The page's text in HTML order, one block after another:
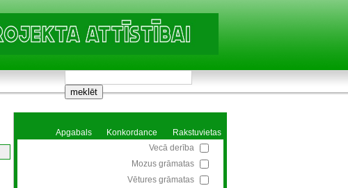
Apgabals Konkordance
Rakstuvietas
Vecā derība
Mozus grāmatas
Vētures grāmatas